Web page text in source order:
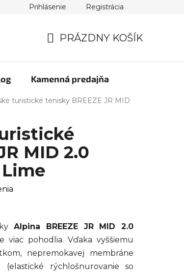
Prihlásenie Registrácia
KOŠÍK
PRÁZDNY KOŠÍK
Kamenná predajňa
turistické tenisky BREEZE JR MID
MID 2.0
Lime
Alpina BREEZE JR MID 2.0
pohodlia. Vďaka vyššiemu
nepremokavej membráne
rýchlošnurovanie so